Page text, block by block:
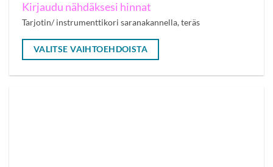
Kirjaudu nähdäksesi hinnat
Tarjotin/ instrumenttikori saranakannella, teräs
VALITSE VAIHTOEHDOISTA